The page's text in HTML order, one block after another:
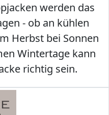
werden das
- ob an kühlen
Herbst bei Sonnen
Wintertage kann
richtig sein.